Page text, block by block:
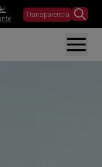
Transparencia